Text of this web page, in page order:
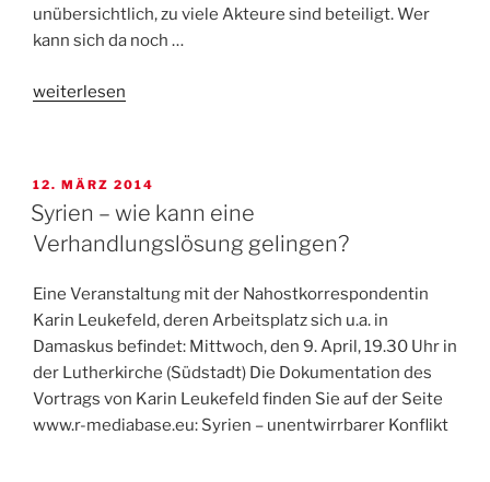
unübersichtlich, zu viele Akteure sind beteiligt. Wer
kann sich da noch …
„Buchbesprechung:
weiterlesen
VERÖFFENTLICHT
AM
12. MÄRZ 2014
Syrien – wie kann eine
Verhandlungslösung gelingen?
Eine Veranstaltung mit der Nahostkorrespondentin
Karin Leukefeld, deren Arbeitsplatz sich u.a. in
Damaskus befindet: Mittwoch, den 9. April, 19.30 Uhr in
der Lutherkirche (Südstadt) Die Dokumentation des
Vortrags von Karin Leukefeld finden Sie auf der Seite
www.r-mediabase.eu: Syrien – unentwirrbarer Konflikt